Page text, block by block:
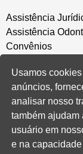
Assistência
Assistência
Convênios
Salão de Festa
Política de
CONVENÇÃO
Convenções
Usamos
anúncios,
analisar nosso
também ajudam
usuário em
e na